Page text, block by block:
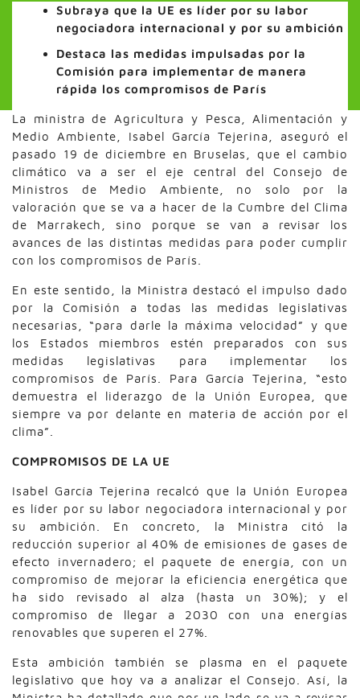
Subraya que la UE es líder por su labor
negociadora internacional y por su ambición
Destaca las medidas impulsadas por la
Comisión para implementar de manera
rápida los compromisos de París
La ministra de Agricultura y Pesca, Alimentación y
Medio Ambiente, Isabel García Tejerina, aseguró el
pasado 19 de diciembre en Bruselas, que el cambio
climático va a ser el eje central del Consejo de
Ministros de Medio Ambiente, no solo por la
valoración que se va a hacer de la Cumbre del Clima
de Marrakech, sino porque se van a revisar los
avances de las distintas medidas para poder cumplir
con los compromisos de París.
En este sentido, la Ministra destacó el impulso dado
por la Comisión a todas las medidas legislativas
necesarias, “para darle la máxima velocidad” y que
los Estados miembros estén preparados con sus
medidas legislativas para implementar los
compromisos de París. Para García Tejerina, “esto
demuestra el liderazgo de la Unión Europea, que
siempre va por delante en materia de acción por el
clima”.
COMPROMISOS DE LA UE
Isabel García Tejerina recalcó que la Unión Europea
es líder por su labor negociadora internacional y por
su ambición. En concreto, la Ministra citó la
reducción superior al 40% de emisiones de gases de
efecto invernadero; el paquete de energía, con un
compromiso de mejorar la eficiencia energética que
ha sido revisado al alza (hasta un 30%); y el
compromiso de llegar a 2030 con una energías
renovables que superen el 27%.
Esta ambición también se plasma en el paquete
legislativo que hoy va a analizar el Consejo. Así, la